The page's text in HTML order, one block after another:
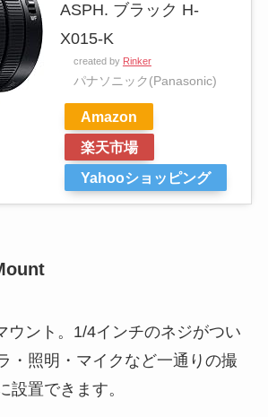
ASPH. ブラック H-
X015-K
created by Rinker
パナソニック(Panasonic)
Amazon
楽天市場
Yahooショッピング
ウント。1/4インチのネジがつい
・照明・マイクなど一通りの撮
設置できます。